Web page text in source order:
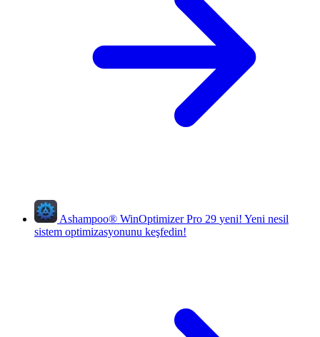
Ashampoo® WinOptimizer Pro 29 yeni! Yeni nesil
sistem optimizasyonunu keşfedin!